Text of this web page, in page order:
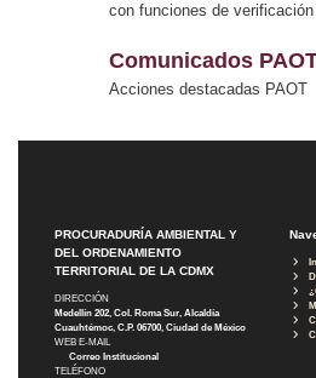
con funciones de verificación
Comunicados
Acciones destacadas PAOT
PROCURADURÍA AMBIENTAL Y
DEL ORDENAMIENTO
TERRITORIAL DE LA CDMX
DIRECCIÓN
Medellín 202, Col. Roma Sur, Alcaldía
Cuauhtémoc, C.P. 06700, Ciudad de México
WEB E-MAIL
Correo Institucional
TELÉFONO